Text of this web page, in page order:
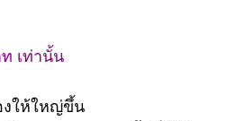
เท่านั้น
งให้ใหญ่ขึ้น